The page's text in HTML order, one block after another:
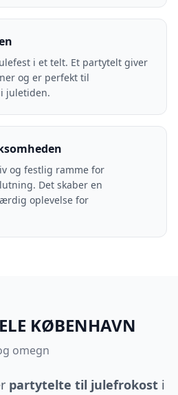
i et telt. Et partytelt giver
og er perfekt til
juletiden.
og festlig ramme for
Det skaber en
oplevelse for
KØBENHAVN
omegn
partytelte til julefrokost i